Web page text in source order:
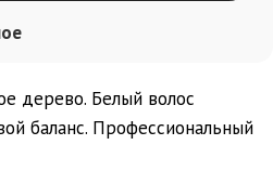
дерево. Белый волос
баланс. Профессиональный